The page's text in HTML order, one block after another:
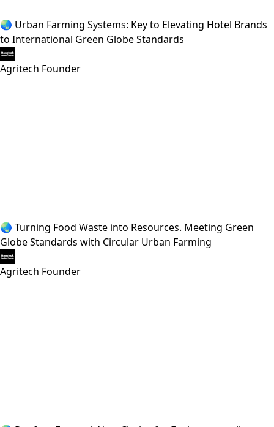
🌏 Urban Farming Systems: Key to Elevating Hotel Brands
to International Green Globe Standards
Agritech Founder
🌏 Turning Food Waste into Resources. Meeting Green
Globe Standards with Circular Urban Farming
Agritech Founder